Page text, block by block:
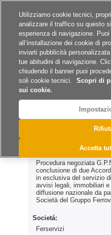
A
Servizi> GPN n.
GPN n. 90/2010
Procedura negoziata
conclusione di due
in esclusiva del servizio
avvisi legali, immobiliari
diffusione nazionale da
Società del Gruppo
Societá:
Ferservizi
Utilizziamo cookie tecnici,
analizzare il traffico su questo
esperienza di navigazione.
all’installazione dei cookie di
inviarti pubblicità
tue abitudini di navigazione.
chiudendo il banner puoi
soli cookie tecnici.
Scopri di
sui cookie.
Accetta